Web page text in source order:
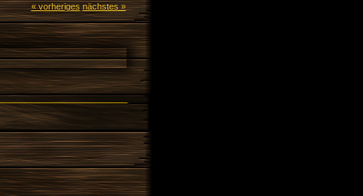
« vorheriges nächstes »